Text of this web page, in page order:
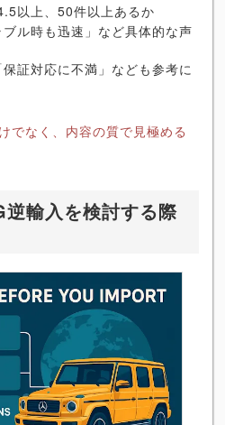
以上、50件以上あるか
ブル時も迅速」など具体的な声
証対応に不満」なども参考に
でなく、内容の質で見極める
輸入を検討する際